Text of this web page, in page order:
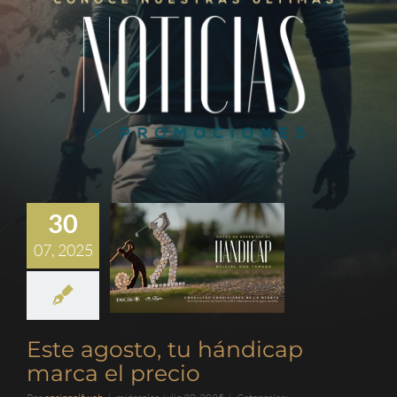
30
07, 2025
Este agosto, tu hándicap
marca el precio